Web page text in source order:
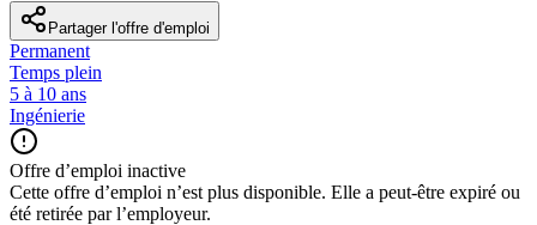
Partager l'offre d'emploi
Permanent
Temps plein
5 à 10 ans
Ingénierie
Offre d’emploi inactive
Cette offre d’emploi n’est plus disponible. Elle a peut-être expiré ou
été retirée par l’employeur.